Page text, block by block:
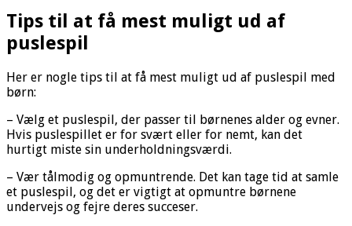
Tips til at få mest muligt ud af
puslespil
Her er nogle tips til at få mest muligt ud af puslespil med
børn:
– Vælg et puslespil, der passer til børnenes alder og evner.
Hvis puslespillet er for svært eller for nemt, kan det
hurtigt miste sin underholdningsværdi.
– Vær tålmodig og opmuntrende. Det kan tage tid at samle
et puslespil, og det er vigtigt at opmuntre børnene
undervejs og fejre deres succeser.